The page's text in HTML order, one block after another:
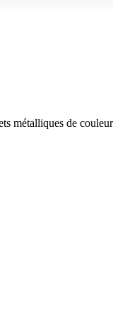
métalliques de